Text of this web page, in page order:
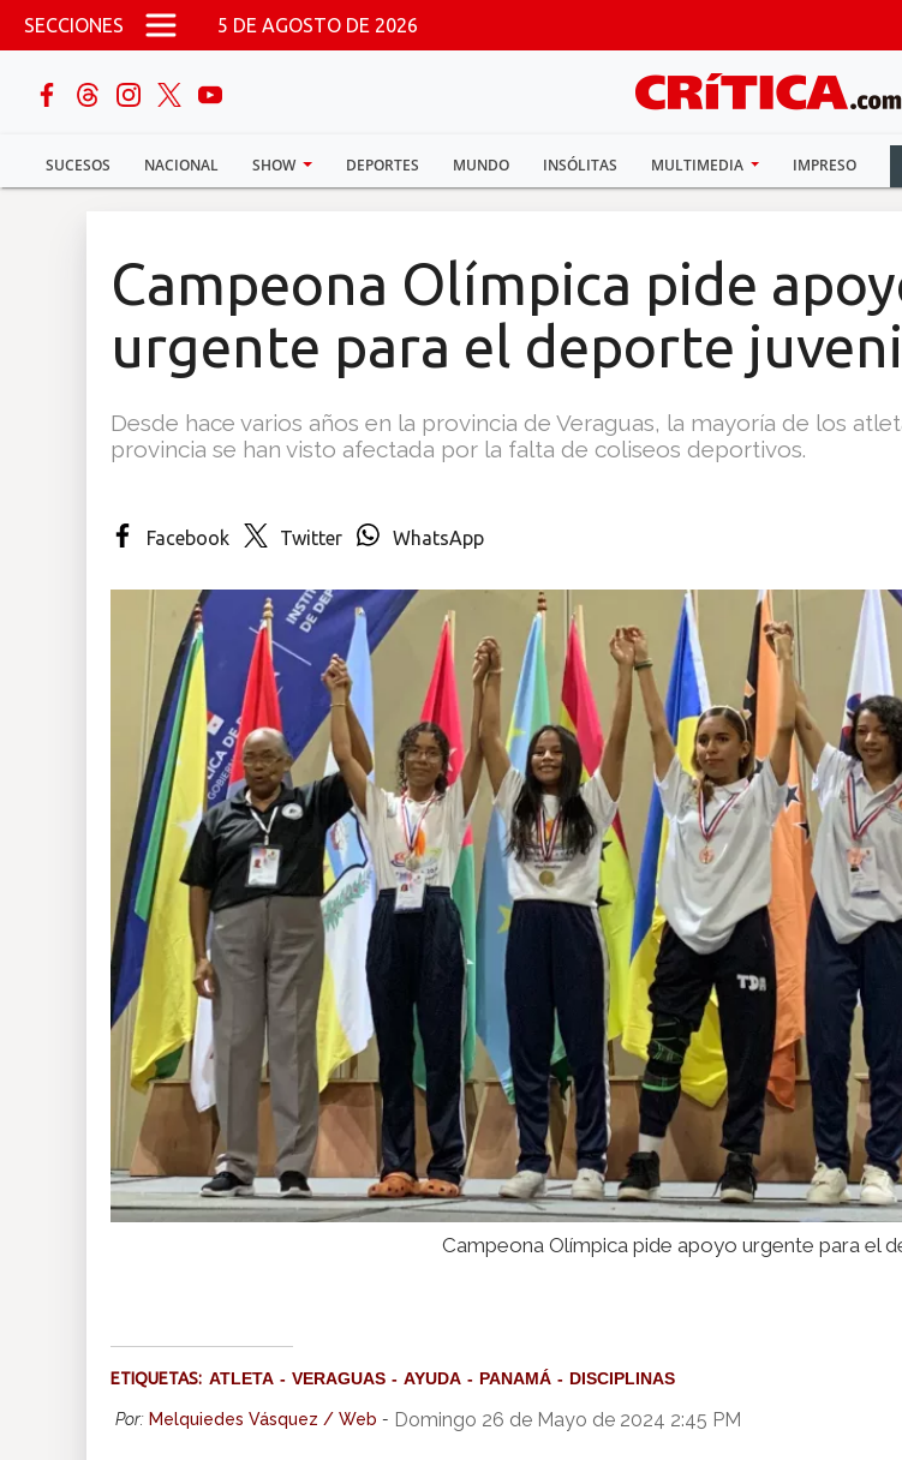
Pasar al contenido principal
SECCIONES 5 DE AGOSTO DE 2026
SUCESOS NACIONAL SHOW DEPORTES MUNDO INSÓLITAS MULTIMEDIA IMPRESO
buscar
Sucesos
Campeona Olímpica pide
urgente para el deporte
Desde hace varios años en la provincia de Veraguas, la mayoría de los
provincia se han visto afectada por la falta de coliseos deportivos.
Facebook Twitter WhatsApp
Campeona Olímpica pide apoyo urgente para el
ETIQUETAS: ATLETA VERAGUAS AYUDA PANAMÁ DISCIPLINAS
Por: Melquiedes Vásquez / Web - Domingo 26 de Mayo de 2024 2:45 PM